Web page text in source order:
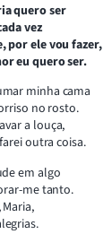
quero ser
vez
por ele vou fazer,
eu quero ser.
minha cama
no rosto.
a louça,
outra coisa.
em algo
me tanto.